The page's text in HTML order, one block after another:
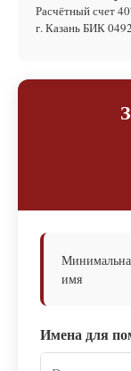
Расчётный счет
г. Казань БИК
имя
Имена для